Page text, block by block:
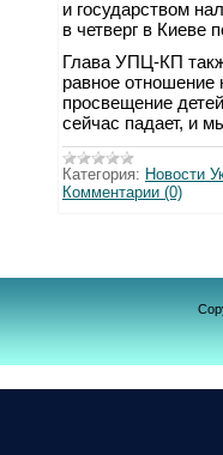
и государством
в четверг в Киеве
Глава УПЦ-КП
равное отношение
просвещение
сейчас падает, и
Категория: Новости
Комментарии (0)